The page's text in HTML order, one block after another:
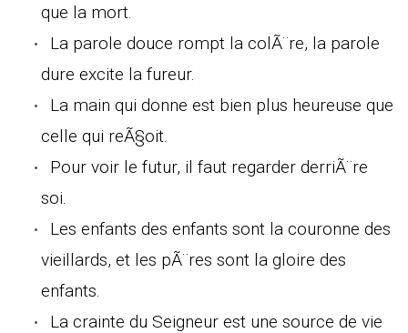
que la mort.
La parole douce rompt la colÃ¨re, la parole
dure excite la fureur.
La main qui donne est bien plus heureuse que
celle qui reÃ§oit.
Pour voir le futur, il faut regarder derriÃ¨re
soi.
Les enfants des enfants sont la couronne des
vieillards, et les pÃ¨res sont la gloire des
enfants.
La crainte du Seigneur est une source de vie